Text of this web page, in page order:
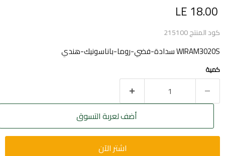
السعر الحالي
LE 18.00
كود المنتج215100
WIRAM3020S سدادة-فضي-روما-باناسونيك-هندي
كمية
أضف لعربة التسوق
اشتر الآن